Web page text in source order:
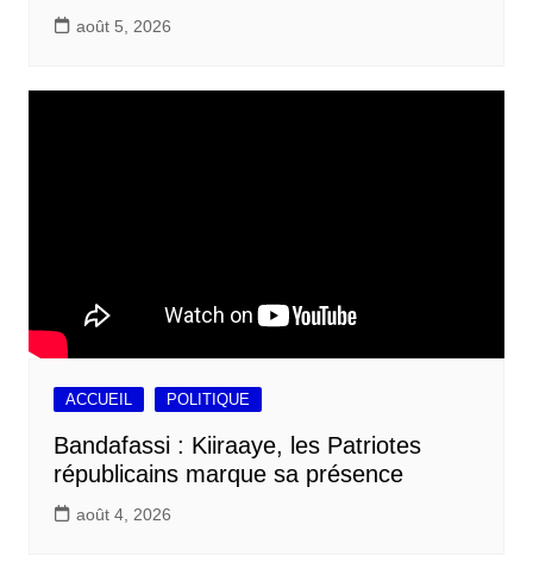
août 5, 2026
ACCUEIL POLITIQUE
Bandafassi : Kiiraaye, les Patriotes
républicains marque sa présence
août 4, 2026